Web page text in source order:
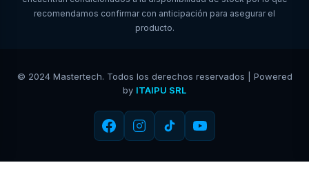
recomendamos confirmar con anticipación para asegurar el
producto.
© 2024 Mastertech. Todos los derechos reservados | Powered
by ITAIPU SRL